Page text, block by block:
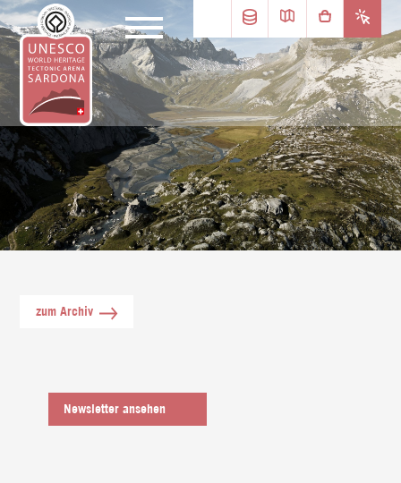
zum Archiv
Newsletter ansehen